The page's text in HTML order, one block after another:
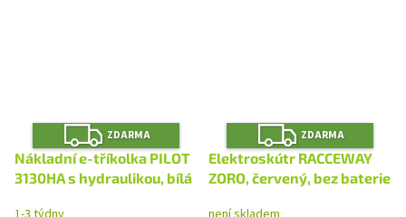
Z
D
A
R
M
ZDARMA
Nákladní e-tříkolka PILOT
3130HA s hydraulikou, bílá
Z
D
A
R
M
A
ZDARMA
Elektroskútr RACCEWAY
ZORO, červený, bez baterie